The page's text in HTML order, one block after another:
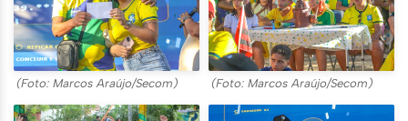
(Foto: Marcos Araújo/Secom) (Foto: Marcos Araújo/Secom)